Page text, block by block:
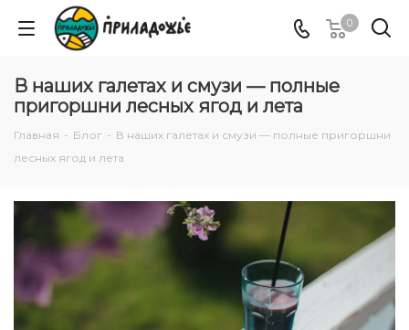
0
В наших галетах и смузи — полные
пригоршни лесных ягод и лета
Главная - Блог - В наших галетах и смузи — полные пригоршни
лесных ягод и лета